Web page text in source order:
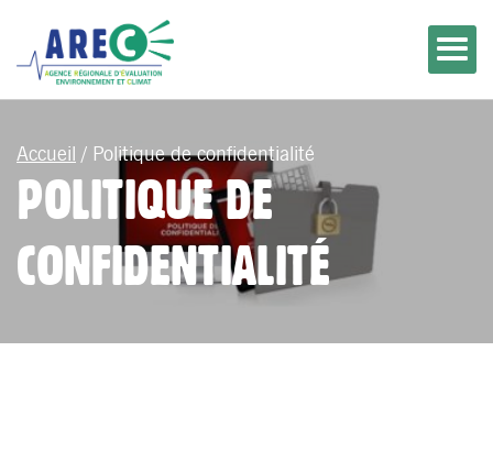
Accueil / Politique de confidentialité
POLITIQUE DE
CONFIDENTIALITÉ